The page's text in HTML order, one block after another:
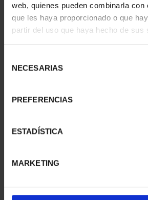
web, quienes pueden combinarla con
que les haya proporcionado o que
partir del uso que haya hecho de sus
NECESARIAS
PREFERENCIAS
ESTADÍSTICA
MARKETING
SUSCRIPCIÓN
CAPITALES DE
PROVINCIA 1
949,00 €
Sólo para usuarios
registrados